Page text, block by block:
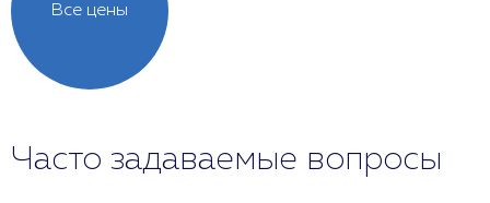
Все цены
Часто задаваемые вопросы